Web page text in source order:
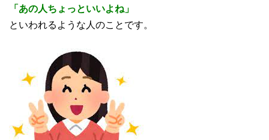
「あの人ちょっといいよね」
といわれるような人のことです。